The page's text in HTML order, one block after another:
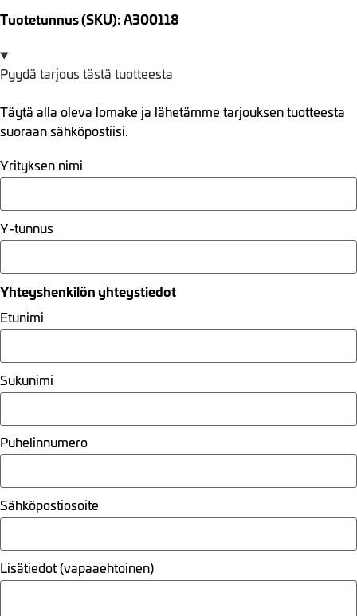
Tuotetunnus (SKU): A300118
Pyydä tarjous tästä tuotteesta
Täytä alla oleva lomake ja lähetämme tarjouksen tuotteesta
suoraan sähköpostiisi.
Yrityksen nimi
Y-tunnus
Yhteyshenkilön yhteystiedot
Etunimi
Sukunimi
Puhelinnumero
Sähköpostiosoite
Lisätiedot (vapaaehtoinen)